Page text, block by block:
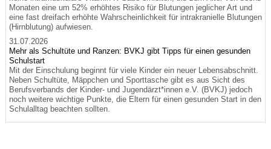
Monaten eine um 52% erhöhtes Risiko für Blutungen jeglicher Art und
eine fast dreifach erhöhte Wahrscheinlichkeit für intrakranielle Blutungen
(Hirnblutung) aufwiesen.
31.07.2026
Mehr als Schultüte und Ranzen: BVKJ gibt Tipps für einen gesunden
Schulstart
Mit der Einschulung beginnt für viele Kinder ein neuer Lebensabschnitt.
Neben Schultüte, Mäppchen und Sporttasche gibt es aus Sicht des
Berufsverbands der Kinder- und Jugendärzt*innen e.V. (BVKJ) jedoch
noch weitere wichtige Punkte, die Eltern für einen gesunden Start in den
Schulalltag beachten sollten.